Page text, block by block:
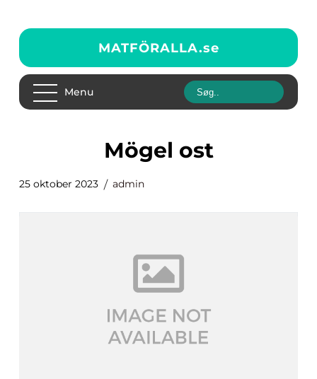
MATFÖRALLA.se
Menu
mögel ost
25 oktober 2023 admin